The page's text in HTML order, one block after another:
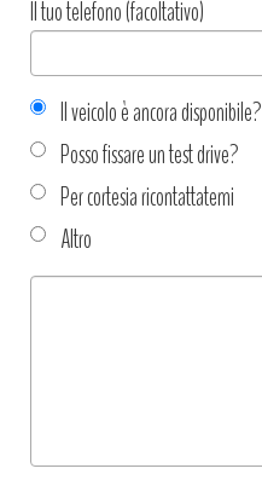
Il tuo telefono (facoltativo)
Il veicolo è ancora disponibile?
Posso fissare un test drive?
Per cortesia ricontattatemi
Altro
Tipo